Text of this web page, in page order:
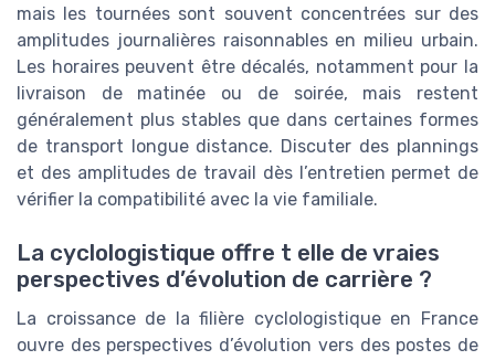
mais les tournées sont souvent concentrées sur des
amplitudes journalières raisonnables en milieu urbain.
Les horaires peuvent être décalés, notamment pour la
livraison de matinée ou de soirée, mais restent
généralement plus stables que dans certaines formes
de transport longue distance. Discuter des plannings
et des amplitudes de travail dès l’entretien permet de
vérifier la compatibilité avec la vie familiale.
La cyclologistique offre t elle de vraies
perspectives d’évolution de carrière ?
La croissance de la filière cyclologistique en France
ouvre des perspectives d’évolution vers des postes de